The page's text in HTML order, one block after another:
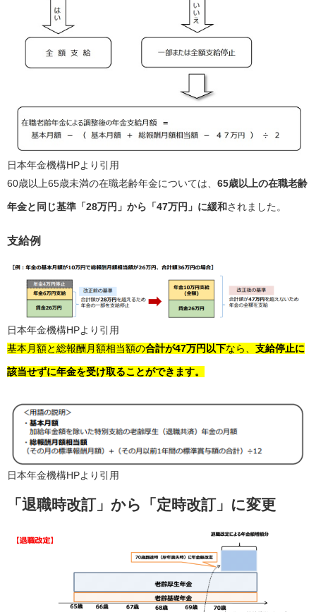
日本年金機構HPより引用
60歳以上65歳未満の在職老齢年金については、 65歳以上の在職老齢
年金と同じ基準「28万円」から「47万円」に緩和されました。
支給例
日本年金機構HPより引用
基本月額と総報酬月額相当額の合計が47万円以下なら、 支給停止に
該当せずに年金を受け取ることができます。
日本年金機構HPより引用
「退職時改訂」から 「定時改訂」 に変更